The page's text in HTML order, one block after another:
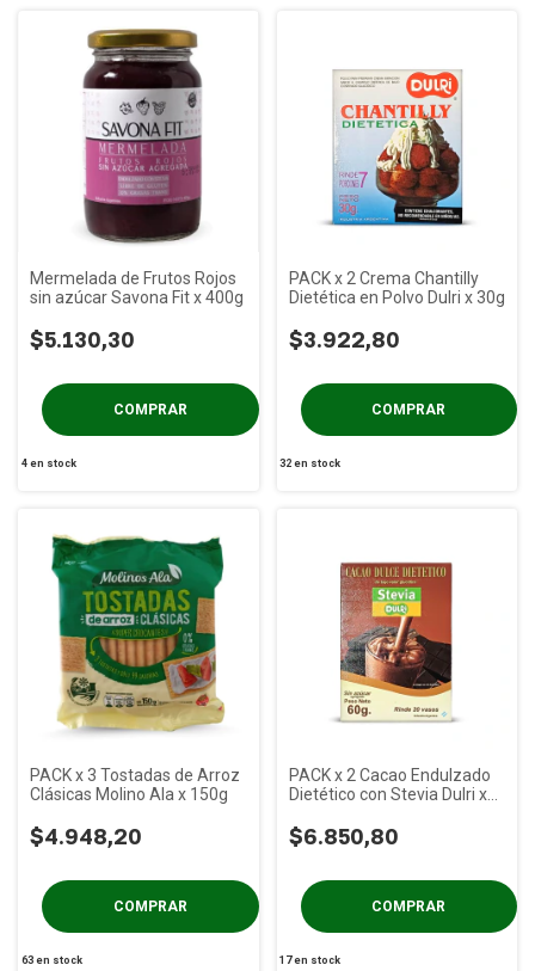
Mermelada de Frutos Rojos
sin azúcar Savona Fit x 400g
$5.130,30
4en stock
PACK x 2 Crema Chantilly
Dietética en Polvo Dulri x 30g
$3.922,80
32 en stock
PACK x 3 Tostadas de Arroz
Clásicas Molino Ala x 150g
$4.948,20
63en stock
PACK x 2 Cacao Endulzado
Dietético con Stevia Dulri x
$6.850,80
17en stock